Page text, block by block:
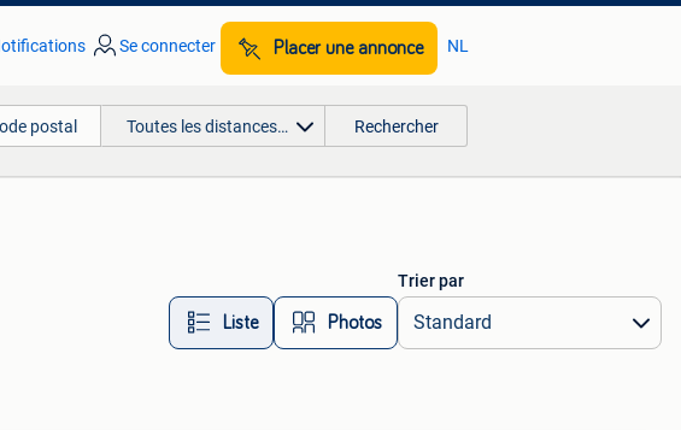
Se connecter Placer une annonce NL
Toutes les distances… Rechercher
Liste Photos
Trier par